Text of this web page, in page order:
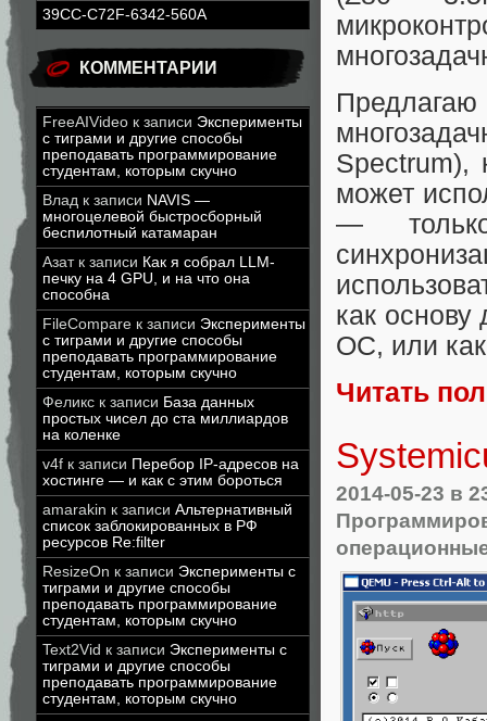
39CC-C72F-6342-560A
КОММЕНТАРИИ
FreeAIVideo к записи Эксперименты
с тиграми и другие способы
преподавать программирование
студентам, которым скучно
Влад к записи NAVIS —
многоцелевой быстросборный
беспилотный катамаран
Азатк записи Как я собрал LLM-
печку на 4 GPU, и на что она
способна
FileCompare к записи Эксперименты
с тиграми и другие способы
преподавать программирование
студентам, которым скучно
Феликс к записи База данных
простых чисел до ста миллиардов
на коленке
v4f к записи Перебор IP-адресов на
хостинге — и как с этим бороться
amarakin к записи Альтернативный
список заблокированных в РФ
ресурсов Re:filter
ResizeOn к записи Эксперименты с
тиграми и другие способы
преподавать программирование
студентам, которым скучно
Text2Vid к записи Эксперименты с
тиграми и другие способы
преподавать программирование
студентам, которым скучно
Spectrum),
может
—
как основу
ОС, или
Читать
2014-05-23 в